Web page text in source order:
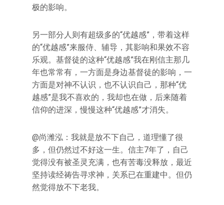
极的影响。
另一部分人则有超级多的“优越感”，带着这样
的“优越感”来服侍、辅导，其影响和果效不容
乐观。基督徒的这种“优越感”我在刚信主那几
年也常常有，一方面是身边基督徒的影响，一
方面是对神不认识，也不认识自己，那种“优
越感”是我不喜欢的，我却也在做，后来随着
信仰的进深，慢慢这种“优越感”才消失。
@尚潍泓：我就是放不下自己，道理懂了很
多，但仍然过不好这一生。信主7年了，自己
觉得没有被圣灵充满，也有苦毒没释放，最近
坚持读经祷告寻求神，关系已在重建中。但仍
然觉得放不下老我。